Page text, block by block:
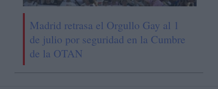
Madrid retrasa el Orgullo Gay al 1
de julio por seguridad en la Cumbre
de la OTAN